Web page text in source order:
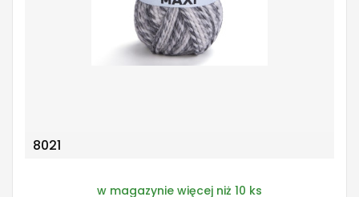
8021
w magazynie więcej niż 10 ks